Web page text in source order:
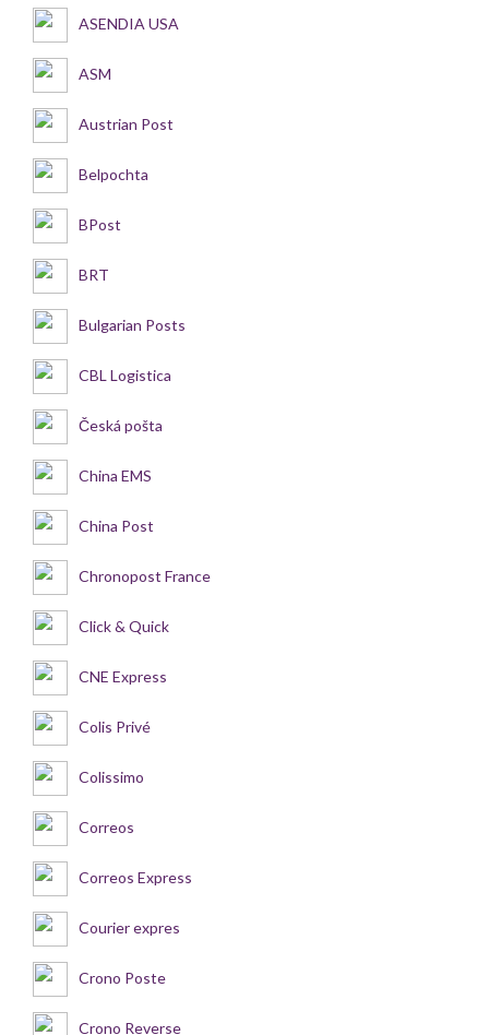
ASENDIA USA
ASM
Austrian Post
Belpochta
BPost
BRT
Bulgarian Posts
CBL Logistica
Česká pošta
China EMS
China Post
Chronopost France
Click & Quick
CNE Express
Colis Privé
Colissimo
Correos
Correos Express
Courier expres
Crono Poste
Crono Reverse